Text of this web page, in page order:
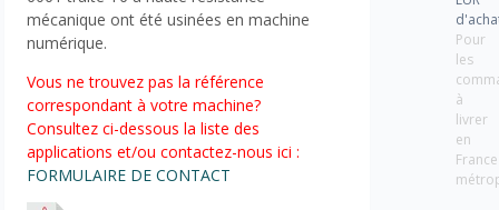
mécanique ont été usinées en machine
numérique.
Vous ne trouvez pas la référence
correspondant à votre machine?
Consultez ci-dessous la liste des
applications et/ou contactez-nous ici :
FORMULAIRE DE CONTACT
Pour
les
à
livrer
en
France